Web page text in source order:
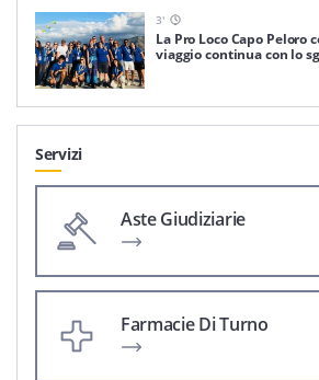
3'
La Pro Loco Capo Peloro
viaggio continua con lo
Servizi
Aste Giudiziarie
Farmacie Di Turno